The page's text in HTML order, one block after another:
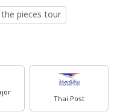
pieces tour
Thai Post